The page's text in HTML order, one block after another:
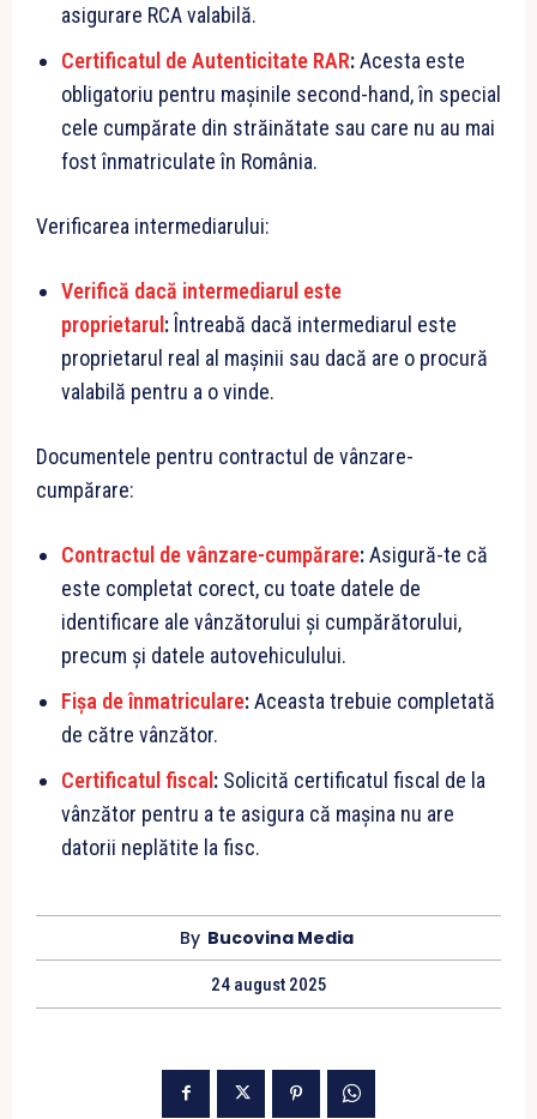
asigurare RCA valabilă.
Certificatul de Autenticitate RAR:Acesta este
obligatoriu pentru mașinile second-hand, în special
cele cumpărate din străinătate sau care nu au mai
fost înmatriculate în România.
Verificarea intermediarului:
Verifică dacă intermediarul este
proprietarul:Întreabă dacă intermediarul este
proprietarul real al mașinii sau dacă are o procură
valabilă pentru a o vinde.
Documentele pentru contractul de vânzare-
cumpărare:
Contractul de vânzare-cumpărare:Asigură-te că
este completat corect, cu toate datele de
identificare ale vânzătorului și cumpărătorului,
precum și datele autovehiculului.
Fișa de înmatriculare:Aceasta trebuie completată
de către vânzător.
Certificatul fiscal: Solicită certificatul fiscal de la
vânzător pentru a te asigura că mașina nu are
datorii neplătite la fisc.
By Bucovina Media
24 august 2025